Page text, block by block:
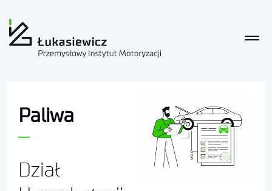
Paliwa
Dział